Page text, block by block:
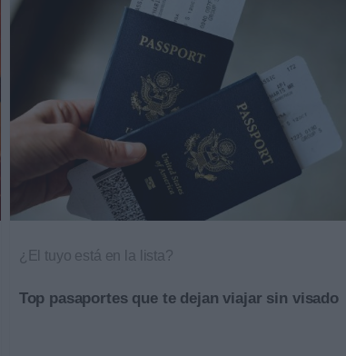
¿El tuyo está en la lista?
Top pasaportes que te dejan viajar sin visado